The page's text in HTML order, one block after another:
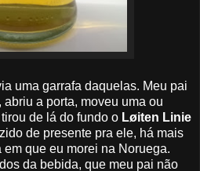
uma garrafa daquelas. Meu pai
a porta, moveu uma ou
de lá do fundo o Løiten Linie
de presente pra ele, há mais
que eu morei na Noruega.
da bebida, que meu pai não